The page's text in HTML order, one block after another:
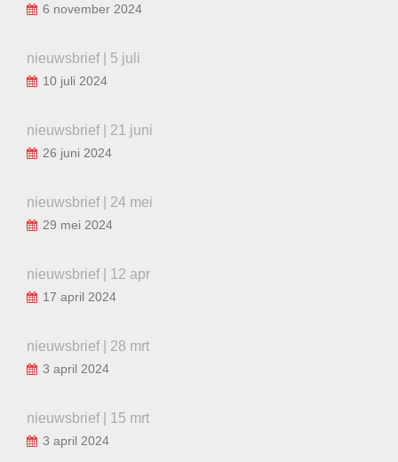
6 november 2024
nieuwsbrief | 5 juli
10 juli 2024
nieuwsbrief | 21 juni
26 juni 2024
nieuwsbrief | 24 mei
29 mei 2024
nieuwsbrief | 12 apr
17 april 2024
nieuwsbrief | 28 mrt
3 april 2024
nieuwsbrief | 15 mrt
3 april 2024